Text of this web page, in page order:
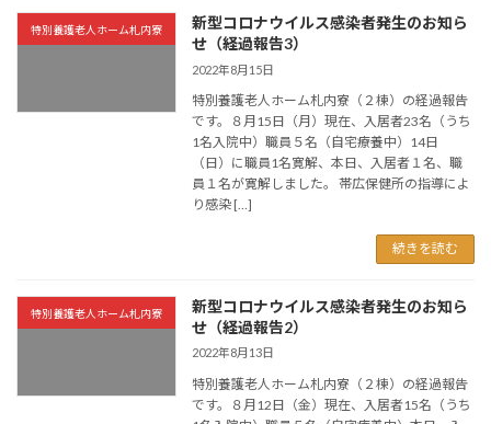
特別養護老人ホーム札内寮
新型コロナウイルス感染者発生のお知ら
せ（経過報告3）
2022年8月15日
特別養護老人ホーム札内寮（２棟）の経過報告
です。８月15日（月）現在、入居者23名（うち
1名入院中）職員５名（自宅療養中）14日
（日）に職員1名寛解、本日、入居者１名、職
員１名が寛解しました。 帯広保健所の指導によ
り感染 […]
続きを読む
特別養護老人ホーム札内寮
新型コロナウイルス感染者発生のお知ら
せ（経過報告2）
2022年8月13日
特別養護老人ホーム札内寮（２棟）の経過報告
です。８月12日（金）現在、入居者15名（うち